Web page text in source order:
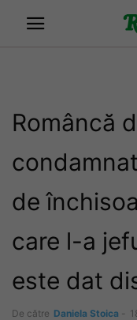
Româncă
de
care l-a
este dat
De către Daniela Stoica -